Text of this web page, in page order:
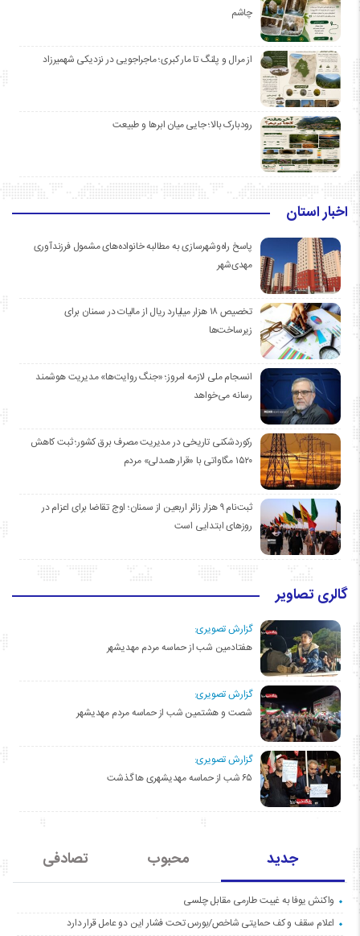
چاشم
از مرال و پلنگ تا مار کبری؛ ماجراجویی در نزدیکی شهمیرزاد
رودبارک بالا؛ جایی میان ابرها و طبیعت
اخبار استان
پاسخ راه‌وشهرسازی به مطالبه خانواده‌های مشمول فرزندآوری
مهدی‌شهر
تخصیص ۱۸ هزار میلیارد ریال از مالیات در سمنان برای
زیرساخت‌ها
انسجام ملی لازمه امروز؛ «جنگ روایت‌ها» مدیریت هوشمند
رسانه می‌خواهد
رکوردشکنی تاریخی در مدیریت مصرف برق کشور؛ ثبت کاهش
۱۵۲۰ مگاواتی با «قرار همدلی» مردم
ثبت‌نام ۹ هزار زائر اربعین از سمنان؛ اوج تقاضا برای اعزام در
روزهای ابتدایی است
گالری تصاویر
گزارش تصویری:
هفتادمین شب از حماسه مردم مهدیشهر
گزارش تصویری:
شصت و هشتمین شب از حماسه مردم مهدیشهر
گزارش تصویری:
۶۵ شب از حماسه مهدیشهری ها گذشت
جدید محبوب تصادفی
واکنش یوفا به غیبت طارمی مقابل چلسی
اعلام سقف و کف حمایتی شاخص/بورس تحت فشار این دو عامل قرار دارد